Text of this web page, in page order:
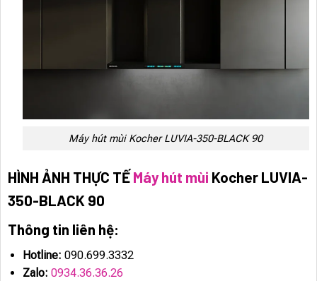
Máy hút mùi Kocher LUVIA-350-BLACK 90
HÌNH ẢNH THỰC TẾ Máy hút mùi Kocher LUVIA-
350-BLACK 90
Thông tin liên hệ:
Hotline: 090.699.3332
Zalo: 0934.36.36.26